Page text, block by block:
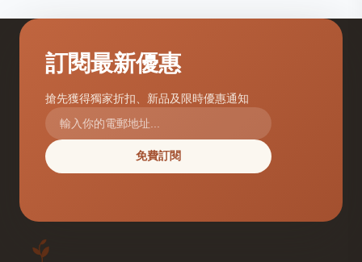
訂閱最新優惠
搶先獲得獨家折扣、新品及限時優惠通知
免費訂閱